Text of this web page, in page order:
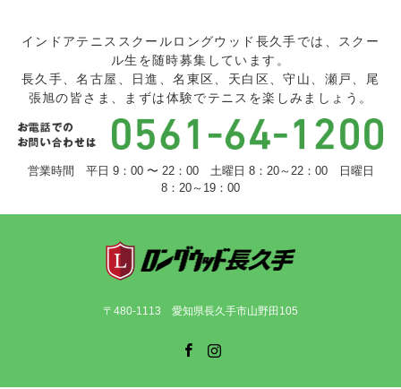
インドアテニススクールロングウッド長久手では、スクー
ル生を随時募集しています。
長久手、名古屋、日進、名東区、天白区、守山、瀬戸、尾
張旭の皆さま、まずは体験でテニスを楽しみましょう。
営業時間 平日 9：00 〜 22：00 土曜日 8：20～22：00 日曜日
8：20～19：00
〒480-1113 愛知県長久手市山野田105